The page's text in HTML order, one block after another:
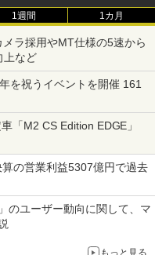
1週間 1カ月
ラ採用やMT仕様の5速から
上など
を祝うイベントを開催 161
「M2 CS Edition EDGE」
の営業利益5307億円で過去
のユーザー動向に関して、マ
もっと見る